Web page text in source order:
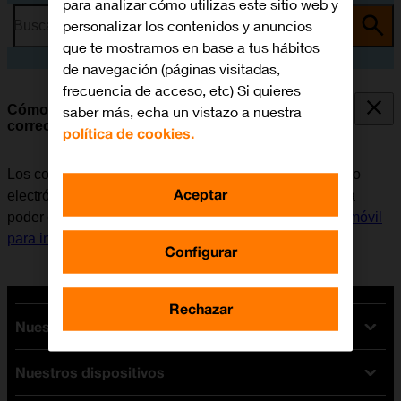
Busca por problema o tema
Cómo copiar contactos de RRSS y cuentas de
correo
Los contactos de las redes sociales y cuentas de correo
electrónico se pueden copiar en la guía del móvil. Para
poder copiar los contactos, es necesarioconfigurar el móvil
para internet
Nuestras tarifas
Tarifas Orange
Nuestros dispositivos
para analizar cómo utilizas este sitio web y
personalizar los contenidos y anuncios
que te mostramos en base a tus hábitos
de navegación (páginas visitadas,
frecuencia de acceso, etc) Si quieres
saber más, echa un vistazo a nuestra
política de cookies.
Configurar
Rechazar
Aceptar